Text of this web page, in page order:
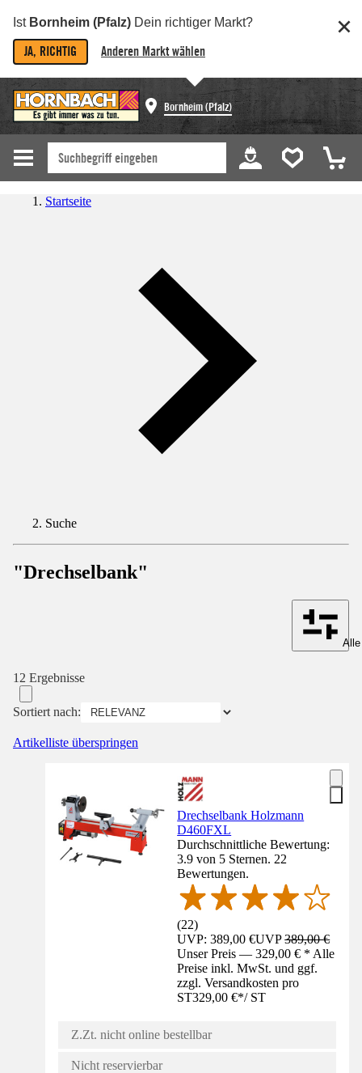
Ist Bornheim (Pfalz) Dein richtiger Markt?
JA, RICHTIG Anderen Markt wählen
Bornheim (Pfalz)
Startseite
Suche
"Drechselbank"
12 Ergebnisse
Sortiert nach:
Artikelliste überspringen
Drechselbank Holzmann
D460FXL
Durchschnittliche Bewertung:
3.9 von 5 Sternen. 22
Bewertungen.
(22)
UVP: 389,00 €UVP389,00 €
Unser Preis — 329,00 € * Alle
Preise inkl. MwSt. und ggf.
zzgl. Versandkosten pro
ST329,00 €*/ ST
Z.Zt. nicht online bestellbar
Nicht reservierbar